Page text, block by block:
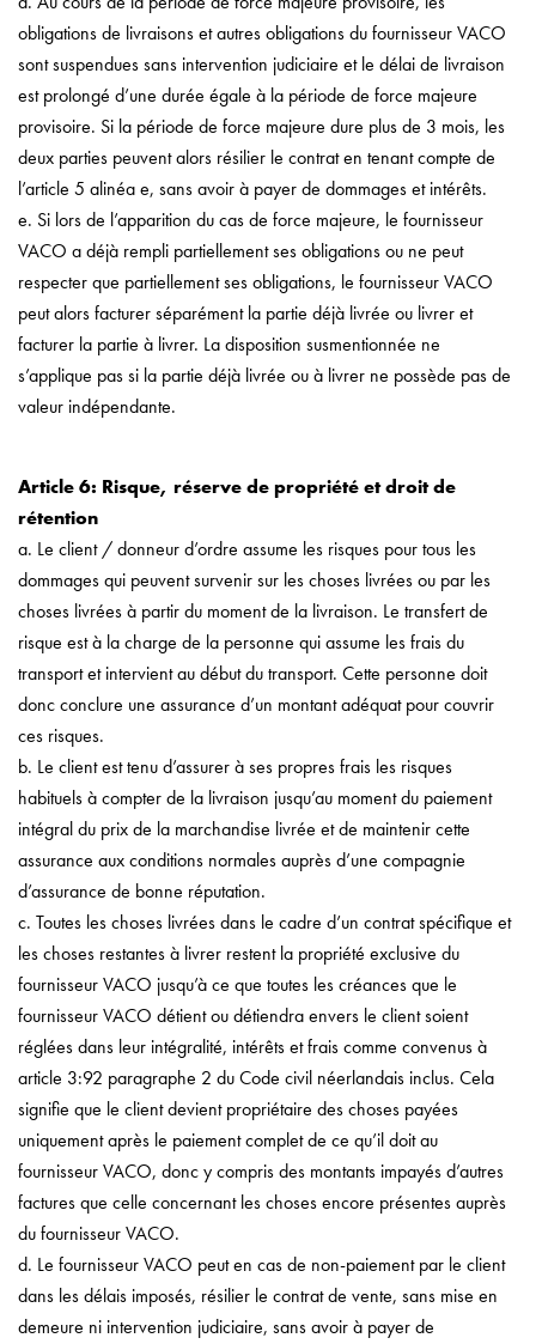
obligations de livraisons et autres obligations du fournisseur VACO
sont suspendues sans intervention judiciaire et le délai de livraison
est prolongé d’une durée égale à la période de force majeure
provisoire. Si la période de force majeure dure plus de 3 mois, les
deux parties peuvent alors résilier le contrat en tenant compte de
l’article 5 alinéa e, sans avoir à payer de dommages et intérêts.
e. Si lors de l’apparition du cas de force majeure, le fournisseur
VACO a déjà rempli partiellement ses obligations ou ne peut
respecter que partiellement ses obligations, le fournisseur VACO
peut alors facturer séparément la partie déjà livrée ou livrer et
facturer la partie à livrer. La disposition susmentionnée ne
s’applique pas si la partie déjà livrée ou à livrer ne possède pas de
valeur indépendante.
Article 6: Risque, réserve de propriété et droit de
rétention
a. Le client / donneur d’ordre assume les risques pour tous les
dommages qui peuvent survenir sur les choses livrées ou par les
choses livrées à partir du moment de la livraison. Le transfert de
risque est à la charge de la personne qui assume les frais du
transport et intervient au début du transport. Cette personne doit
donc conclure une assurance d’un montant adéquat pour couvrir
ces risques.
b. Le client est tenu d’assurer à ses propres frais les risques
habituels à compter de la livraison jusqu’au moment du paiement
intégral du prix de la marchandise livrée et de maintenir cette
assurance aux conditions normales auprès d’une compagnie
d’assurance de bonne réputation.
c. Toutes les choses livrées dans le cadre d’un contrat spécifique et
les choses restantes à livrer restent la propriété exclusive du
fournisseur VACO jusqu’à ce que toutes les créances que le
fournisseur VACO détient ou détiendra envers le client soient
réglées dans leur intégralité, intérêts et frais comme convenus à
article 3:92 paragraphe 2 du Code civil néerlandais inclus. Cela
signifie que le client devient propriétaire des choses payées
uniquement après le paiement complet de ce qu’il doit au
fournisseur VACO, donc y compris des montants impayés d’autres
factures que celle concernant les choses encore présentes auprès
du fournisseur VACO.
d. Le fournisseur VACO peut en cas de non-paiement par le client
dans les délais imposés, résilier le contrat de vente, sans mise en
demeure ni intervention judiciaire, sans avoir à payer de